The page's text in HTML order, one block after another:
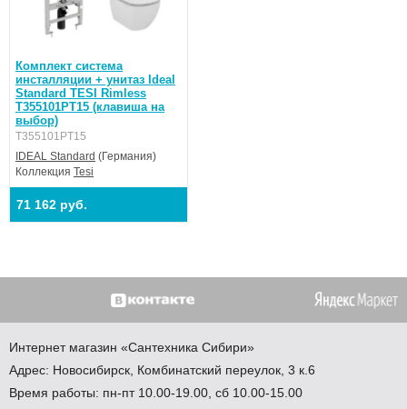
Комплект система
инсталляции + унитаз Ideal
Standard TESI Rimless
T355101PT15 (клавиша на
выбор)
T355101PT15
IDEAL Standard (Германия)
Коллекция Tesi
71 162 руб.
Интернет магазин «Сантехника Сибири»
Адрес: Новосибирск Комбинатский переулок, 3 к.6
Время работы: пн-пт 10.00-19.00, сб 10.00-15.00